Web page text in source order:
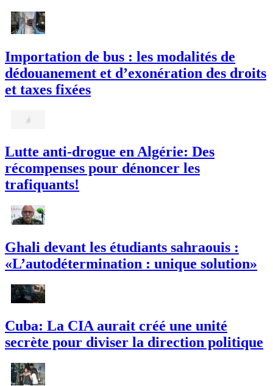
Importation de bus : les modalités de
dédouanement et d’exonération des droits
et taxes fixées
Lutte anti-drogue en Algérie: Des
récompenses pour dénoncer les
trafiquants!
Ghali devant les étudiants sahraouis :
«L’autodétermination : unique solution»
Cuba: La CIA aurait créé une unité
secrète pour diviser la direction politique